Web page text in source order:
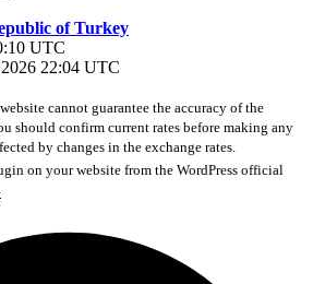
of Turkey
UTC
22:04 UTC
cannot guarantee the accuracy of the
should confirm current rates before making any
by changes in the exchange rates.
on your website from the WordPress official